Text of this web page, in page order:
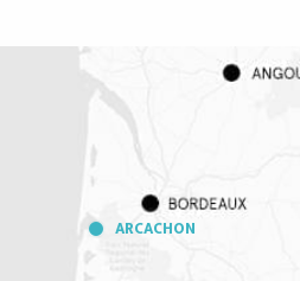
ARCACHON